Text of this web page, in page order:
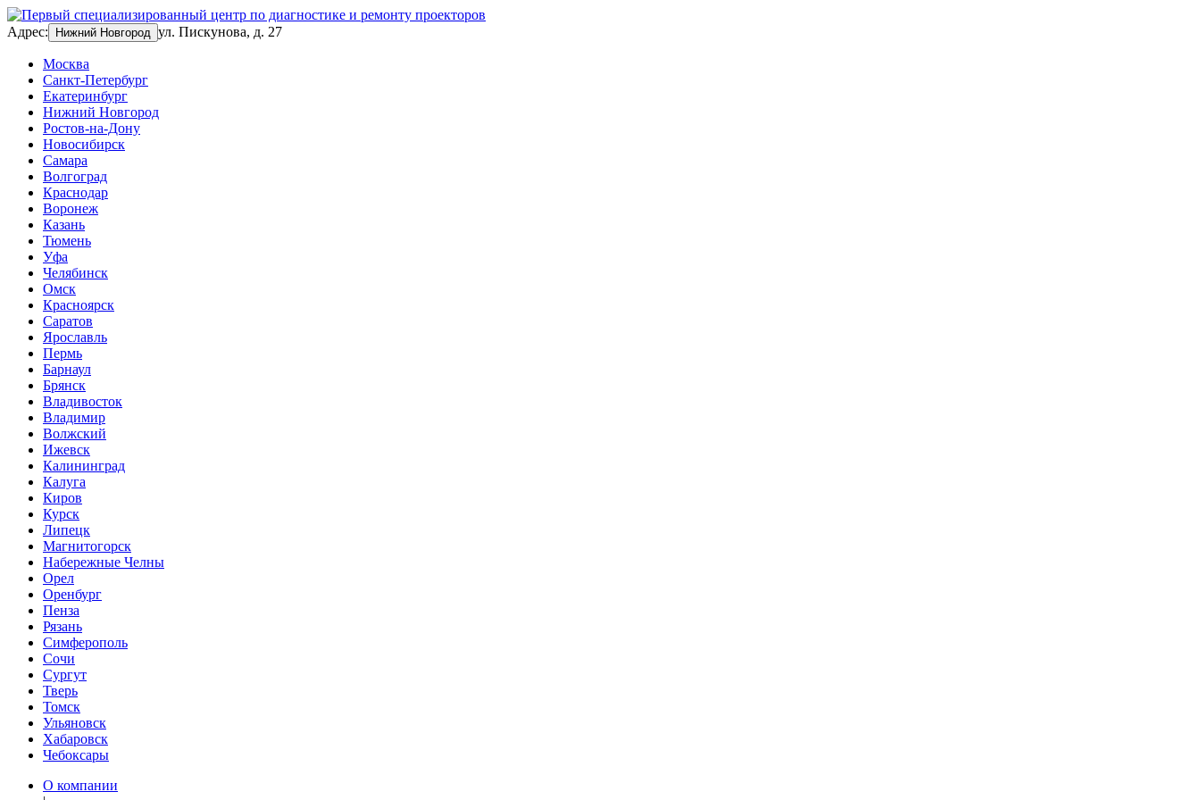
Адрес: Нижний Новгород ул. Пискунова, д. 27
Москва
Санкт-Петербург
Екатеринбург
Нижний Новгород
Ростов-на-Дону
Новосибирск
Самара
Волгоград
Краснодар
Воронеж
Казань
Тюмень
Уфа
Челябинск
Омск
Красноярск
Саратов
Ярославль
Пермь
Барнаул
Брянск
Владивосток
Владимир
Волжский
Ижевск
Калининград
Калуга
Киров
Курск
Липецк
Магнитогорск
Набережные Челны
Орел
Оренбург
Пенза
Рязань
Симферополь
Сочи
Сургут
Тверь
Томск
Ульяновск
Хабаровск
Чебоксары
О компании